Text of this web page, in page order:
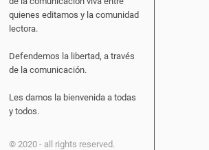
quienes editamos y la comunidad
lectora.
Defendemos la libertad, a través
de la comunicación.
Les damos la bienvenida a todas
y todos.
© 2020 - all rights reserved.